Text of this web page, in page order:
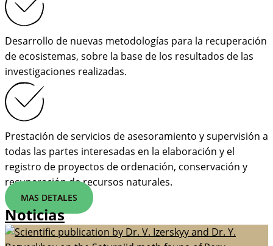
Desarrollo de nuevas metodologías para la recuperación
de ecosistemas, sobre la base de los resultados de las
investigaciones realizadas.
Prestación de servicios de asesoramiento y supervisión a
todas las partes interesadas en la elaboración y el
registro de proyectos de ordenación, conservación y
recuperación de recursos naturales.
MAS DETALES
Noticias